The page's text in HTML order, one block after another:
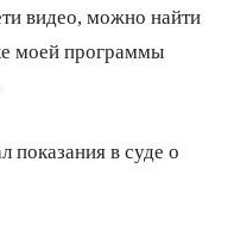
видео, можно найти
моей программы
показания в суде о